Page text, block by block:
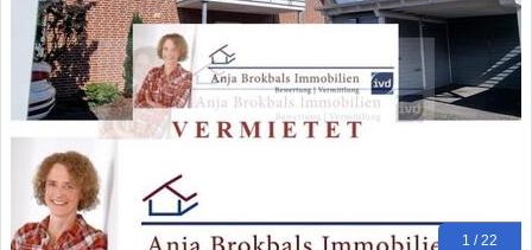
1 / 22